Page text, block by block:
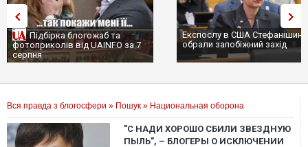
Підбірка блогожаб та
фотоприколів від UAINFO за 7
серпня
Експослу в США
обрали запобіжний захід
Вся правда з блогосфери » Пошук » Национальная оборона
"С НАДИ ХОРОШО СБИЛИ ЗВЕЗДНУЮ
ПЫЛЬ", – БЛОГЕРЫ О ИСКЛЮЧЕНИИ